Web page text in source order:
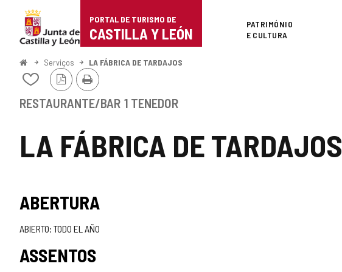
Portal
de
Turismo
Castilla
León
PORTAL DE TURISMO DE
CASTILLA Y LEÓN
Superior
PATRIMÓNIO
E CULTURA
ComeçoServiços LA FÁBRICA DE TARDAJOS
LA FÁBRICA DE TARDAJOS
Adicionar
remover
cadernos
Versão
PDF
Imprimir
RESTAURANTE/BAR 1 TENEDOR
ABERTURA
ABIERTO: TODO EL AÑO
ASSENTOS